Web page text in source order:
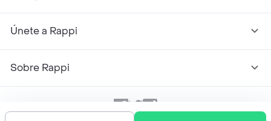
Únete a Rappi
Sobre Rappi
Facebook
TwitterInstagram